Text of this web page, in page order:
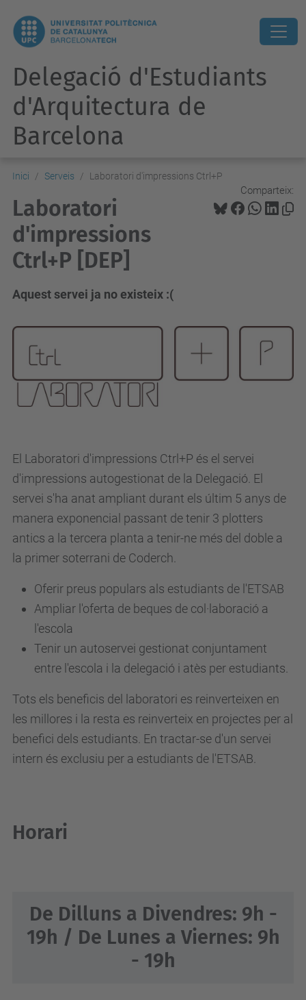
Delegació d'Estudiants
d'Arquitectura de
Barcelona
Inici Serveis Laboratori d'impressions Ctrl+P
Comparteix:
Laboratori
d'impressions
Ctrl+P [DEP]
Aquest servei ja no existeix :(
El Laboratori d'impressions Ctrl+P és el servei
d'impressions autogestionat de la Delegació. El
servei s'ha anat ampliant durant els últim 5 anys de
manera exponencial passant de tenir 3 plotters
antics a la tercera planta a tenir-ne més del doble a
la primer soterrani de Coderch.
Oferir preus populars als estudiants de l'ETSAB
Ampliar l'oferta de beques de col·laboració a
l'escola
Tenir un autoservei gestionat conjuntament
entre l'escola i la delegació i atès per estudiants.
Tots els beneficis del laboratori es reinverteixen en
les millores i la resta es reinverteix en projectes per al
benefici dels estudiants. En tractar-se d'un servei
intern és exclusiu per a estudiants de l'ETSAB.
Horari
De Dilluns a Divendres: 9h -
19h / De Lunes a Viernes: 9h
- 19h